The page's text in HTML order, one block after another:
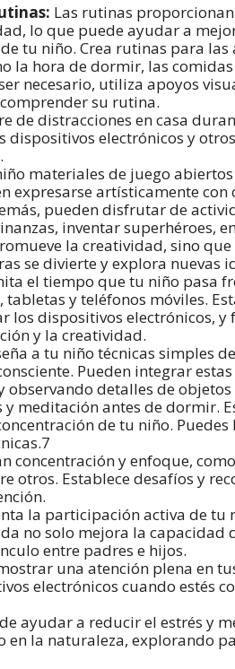
Las rutinas
lo que puede ayudar a
tu niño. Crea rutinas para las
la hora de dormir, las
necesario, utiliza apoyos
su rutina.
de distracciones en casa
dispositivos electrónicos y
materiales de juego
expresarse artísticamente con
pueden disfrutar de
inventar superhéroes,
la creatividad, sino
se divierte y explora nuevas
el tiempo que tu niño pasa
y teléfonos móviles.
los dispositivos electrónicos, y
y la creatividad.
a tu niño técnicas simples
Pueden integrar
detalles de
meditación antes de dormir.
de tu niño. Puedes
concentración y enfoque,
otros. Establece desafíos y
la participación activa de tu
no solo mejora la capacidad
entre padres e hijos.
una atención plena en
electrónicos cuando estés
ayudar a reducir el estrés y
en la naturaleza, explorando